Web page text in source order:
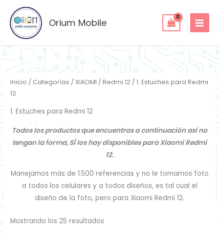
contenido
Orium Mobile
Inicio / Categorías / XIAOMI /Redmi 12 / 1. Estuches para Redmi
12
1. Estuches para Redmi 12
Todos los productos que encuentras a continuación así no
tengan la forma, SÍ los hay disponibles para Xiaomi Redmi
12.
Manejamos más de 1.500 referencias y no le tomamos foto
a todos los celulares y a todos diseños, es tal cual el
diseño de la foto, pero para Xiaomi Redmi 12.
Mostrando los 25 resultados
últimos